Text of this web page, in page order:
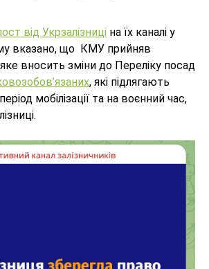
від Укрзалізниці на їх каналі у
вказано, що КМУ прийняв
вносить зміни до Переліку посад
, які підлягають
мобілізації та на воєнний час,